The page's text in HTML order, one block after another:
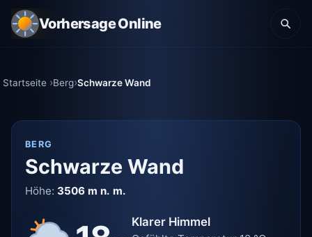
Vorhersage Online
Startseite Berg Schwarze Wand
BERG
Schwarze Wand
Höhe: 3506 m n. m.
Klarer Himmel